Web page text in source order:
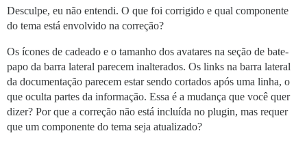
Desculpe, eu não entendi. O que foi corrigido e qual componente
do tema está envolvido na correção?
Os ícones de cadeado e o tamanho dos avatares na seção de bate-
papo da barra lateral parecem inalterados. Os links na barra lateral
da documentação parecem estar sendo cortados após uma linha, o
que oculta partes da informação. Essa é a mudança que você quer
dizer? Por que a correção não está incluída no plugin, mas requer
que um componente do tema seja atualizado?